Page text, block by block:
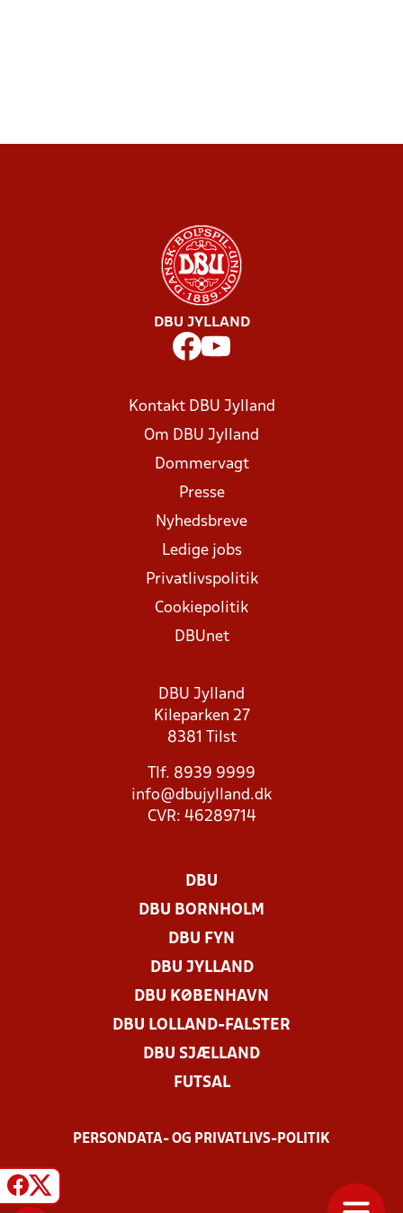
DBU JYLLAND
Kontakt DBU Jylland
Om DBU Jylland
Dommervagt
Presse
Nyhedsbreve
Ledige jobs
Privatlivspolitik
Cookiepolitik
DBUnet
DBU Jylland
Kileparken 27
8381 Tilst
Tlf. 8939 9999
info@dbujylland.dk
CVR: 46289714
DBU
DBU BORNHOLM
DBU FYN
DBU JYLLAND
DBU KØBENHAVN
DBU LOLLAND-FALSTER
DBU SJÆLLAND
FUTSAL
PERSONDATA- OG PRIVATLIVS-POLITIK